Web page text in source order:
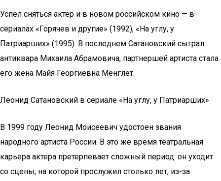
Успел сняться актер и в новом российском кино — в
сериалах «Горячев и другие» (1992), «На углу, у
Патриарших» (1995). В последнем Сатановский сыграл
антиквара Михаила Абрамовича, партнершей артиста стала
его жена Майя Георгиевна Менглет.
Леонид Сатановский в сериале «На углу, у Патриарших»
В 1999 году Леонид Моисеевич удостоен звания
народного артиста России. В это же время театральная
карьера актера претерпевает сложный период: он уходит
со сцены, на которой прослужил столько лет, из-за